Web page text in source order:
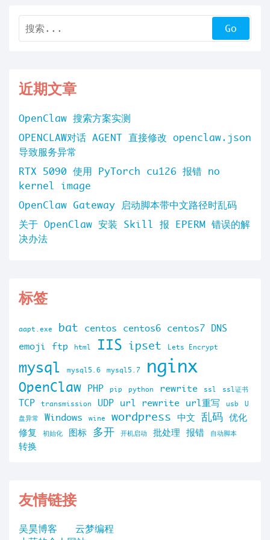
近期文章
OpenClaw 搜索方案实测
OPENCLAW对话 AGENT 直接修改 openclaw.json
导致服务异常
RTX 5090 使用 PyTorch cu126 报错 no
kernel image
OpenClaw Gateway 启动脚本带中文路径时乱码
关于 OpenClaw 安装 Skill 报 EPERM 错误的解
决办法
标签
aapt.exe bat centos centos6 centos7 DNS
emoji
ftp html IIS ipset Lets Encrypt
mysql mysql5.6 mysql5.7 nginx
OpenClaw PHP pip python rewrite ssl ssl证书
TCP transmission UDP url rewrite url重写 usb
U
盘异常
Windows wine wordpress 中文 乱码 优化
修复
初始化 图标 多开 开机启动 批处理 报错 自动脚本
转换
友情链接
吴昊博客
云梦编程